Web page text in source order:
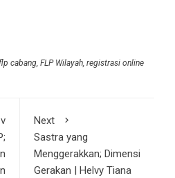
cabang, FLP Wilayah, registrasi online
Next
Sastra yang
Menggerakkan; Dimensi
Gerakan | Helvy Tiana